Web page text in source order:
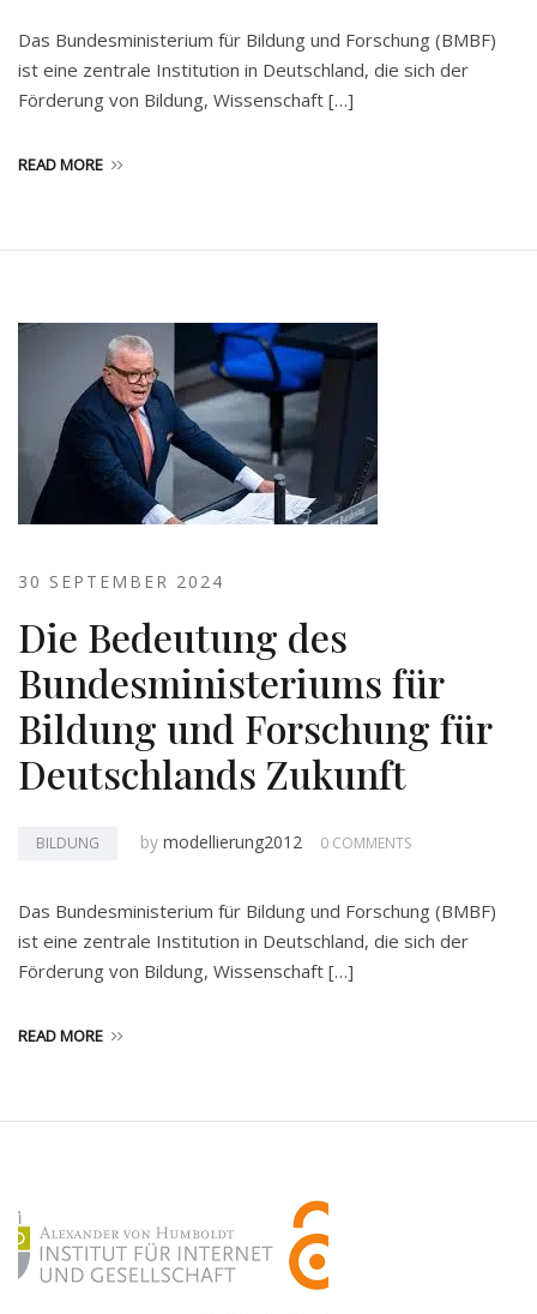
Das Bundesministerium für Bildung und Forschung (BMBF)
ist eine zentrale Institution in Deutschland, die sich der
Förderung von Bildung, Wissenschaft […]
READ MORE
30 SEPTEMBER 2024
Die Bedeutung des
Bundesministeriums für
Bildung und Forschung für
Deutschlands Zukunft
BILDUNG by modellierung2012 0 COMMENTS
Das Bundesministerium für Bildung und Forschung (BMBF)
ist eine zentrale Institution in Deutschland, die sich der
Förderung von Bildung, Wissenschaft […]
READ MORE